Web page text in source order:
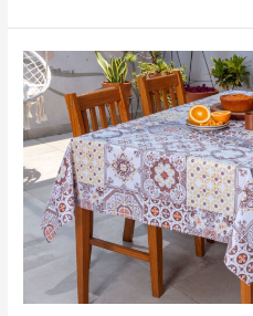
Histórias
de
cuidado
com
lar
que
inspiram
aconchego
tradição